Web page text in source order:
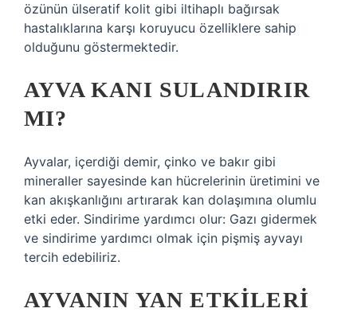
özünün ülseratif kolit gibi iltihaplı bağırsak
hastalıklarına karşı koruyucu özelliklere sahip
olduğunu göstermektedir.
AYVA KANI SULANDIRIR
MI?
Ayvalar, içerdiği demir, çinko ve bakır gibi
mineraller sayesinde kan hücrelerinin üretimini ve
kan akışkanlığını artırarak kan dolaşımına olumlu
etki eder. Sindirime yardımcı olur: Gazı gidermek
ve sindirime yardımcı olmak için pişmiş ayvayı
tercih edebiliriz.
AYVANIN YAN ETKILERI